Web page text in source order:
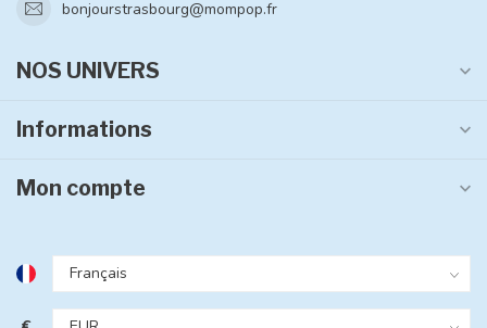
bonjourstrasbourg@mompop.fr
NOS UNIVERS
Informations
Mon compte